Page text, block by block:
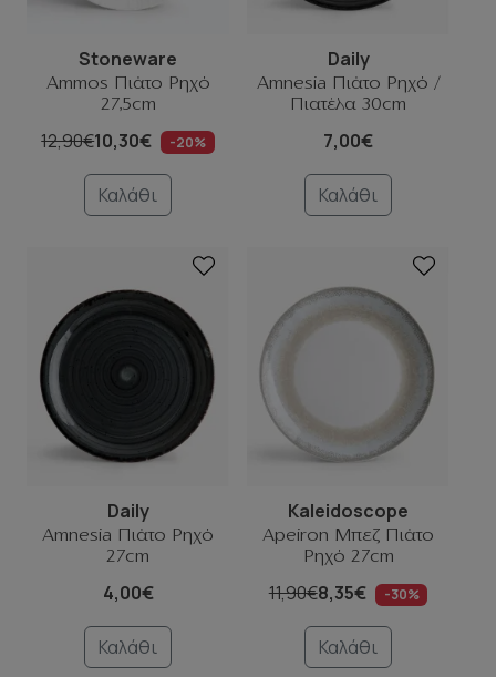
Stoneware
Ammos Πιάτο Ρηχό
27,5cm
12,90€10,30€ -20%
Καλάθι
Daily
Amnesia Πιάτο Ρηχό /
Πιατέλα 30cm
7,00€
Καλάθι
Daily
Amnesia Πιάτο Ρηχό
27cm
4,00€
Καλάθι
Kaleidoscope
Apeiron Μπεζ Πιάτο
Ρηχό 27cm
11,90€8,35€ -30%
Καλάθι